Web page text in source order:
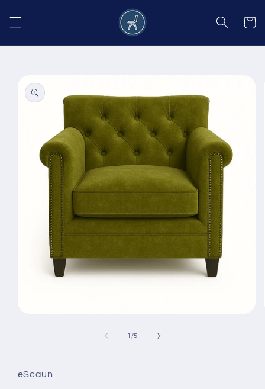
conținut
Coș
informațiile
despre
produs
fereastră
modală
1 /din
5
eScaun